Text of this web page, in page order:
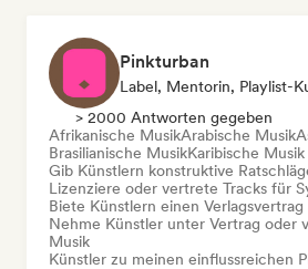
Pinkturban
> 2000 Antworten gegeben
Afrikanische MusikArabische Musik
Brasilianische MusikKaribische Musik
Gib Künstlern konstruktive
Lizenziere oder vertrete Tracks für
Biete Künstlern einen Verlagsvertrag
Nehme Künstler unter Vertrag oder
Musik
Künstler zu meinen einflussreichen